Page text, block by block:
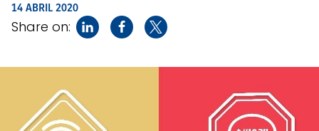
14 ABRIL 2020
Share on: